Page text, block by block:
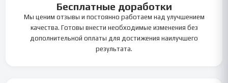
Бесплатные доработки
Мы ценим отзывы и постоянно работаем над улучшением
качества. Готовы внести необходимые изменения без
дополнительной оплаты для достижения наилучшего
результата.